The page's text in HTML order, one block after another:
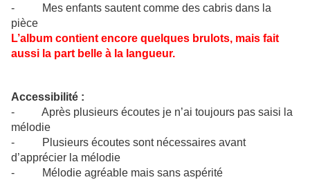
- Mes enfants sautent comme des cabris dans la
pièce
L’album contient encore quelques brulots, mais fait
aussi la part belle à la langueur.
Accessibilité :
- Après plusieurs écoutes je n’ai toujours pas saisi la
mélodie
- Plusieurs écoutes sont nécessaires avant
d’apprécier la mélodie
- Mélodie agréable mais sans aspérité